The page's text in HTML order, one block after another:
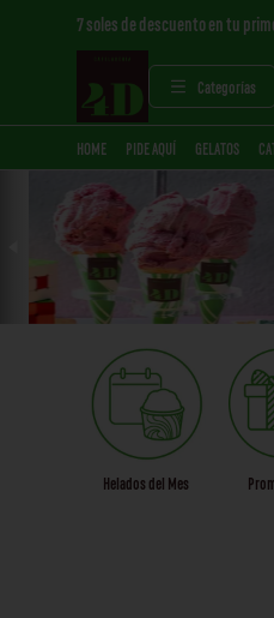
7 soles de descuento en tu
Categorías
HOME PIDE AQUÍ GELATOS
Helados del Mes